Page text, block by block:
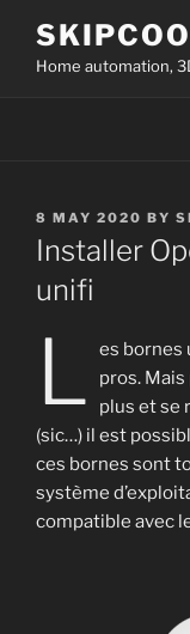
contentHome automation,
POSTED
ON
8 MAY 2020 BY
Installer
unifi
L
es bornes
pros.
plus et se
(sic…) il est
ces bornes sont
système
compatible avec